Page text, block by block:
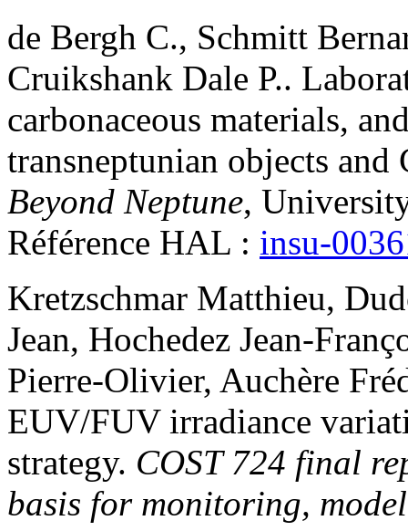
de Bergh C., Schmitt
Cruikshank Dale P..
carbonaceous materials,
transneptunian objects and
Beyond Neptune,
Référence HAL : insu-
Kretzschmar Matthieu,
Jean, Hochedez Jean-
Pierre-Olivier, Auchère
EUV/FUV irradiance
strategy. COST 724 final
basis for monitoring,